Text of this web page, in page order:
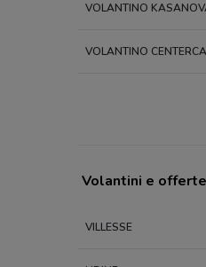
VOLANTINO
VOLANTINO
Volantini e
VILLESSE